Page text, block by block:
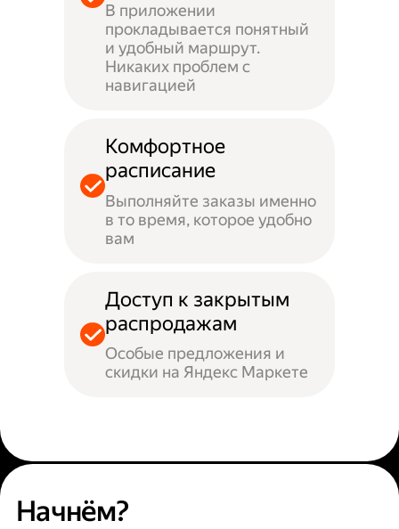
В приложении
прокладывается понятный
и удобный маршрут.
Никаких проблем с
навигацией
Комфортное
расписание
Выполняйте заказы именно
в то время, которое удобно
вам
Доступ к закрытым
распродажам
Особые предложения и
скидки на Яндекс Маркете
Начнём?